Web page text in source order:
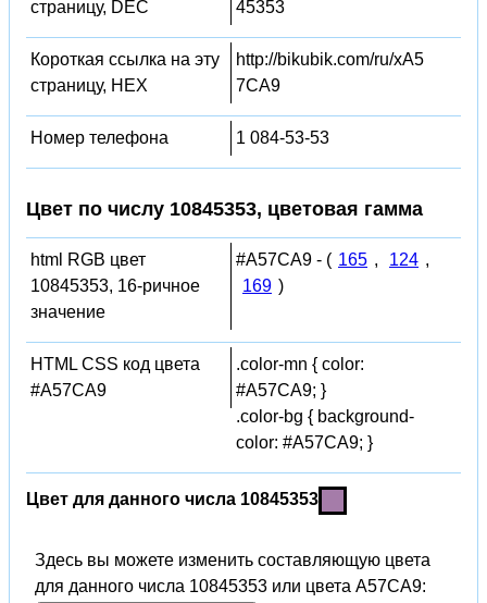
страницу, DEC
45353
Короткая ссылка на эту
страницу, HEX
http://bikubik.com/ru/xA5
7CA9
Номер телефона 1 084-53-53
Цвет по числу 10845353, цветовая гамма
html RGB цвет
10845353, 16-ричное
значение
#A57CA9 - ( 165 , 124 ,
169 )
HTML CSS код цвета
#A57CA9
.color-mn { color:
#A57CA9; }
.color-bg { background-
color: #A57CA9; }
Цвет для данного числа 10845353
Здесь вы можете изменить составляющую цвета
для данного числа 10845353 или цвета A57CA9: